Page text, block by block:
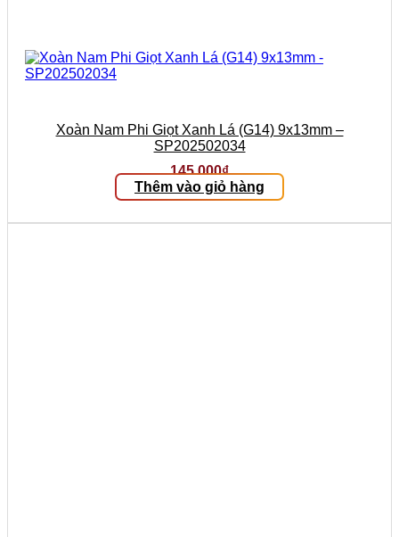
Xoàn Nam Phi Giọt Xanh Lá (G14) 9x13mm –
SP202502034
145.000₫
Thêm vào giỏ hàng